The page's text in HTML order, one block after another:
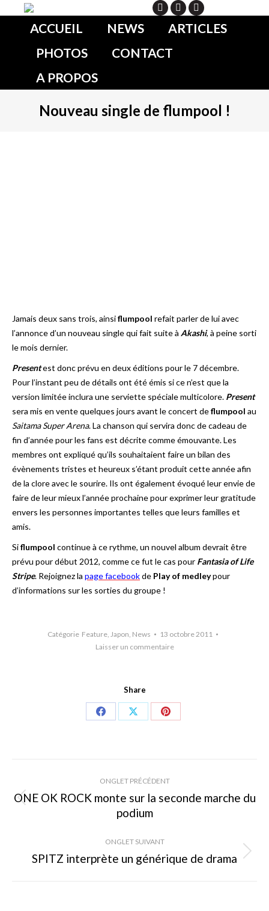
ACCUEIL NEWS
ARTICLES
PHOTOS
CONTACT
A PROPOS
Nouveau single de flumpool !
Jamais deux sans trois, ainsiflumpool refait parler de lui avec
l’annonce d’un nouveau single qui fait suite à Akashi, à peine sorti
le mois dernier.
Presentest donc prévu en deux éditions pour le 7 décembre.
Pour l’instant peu de détails ont été émis si ce n’est que la
version limitée inclura une serviette spéciale multicolore. Present
sera mis en vente quelques jours avant le concert deflumpool au
Saitama Super Arena. La chanson qui servira donc de cadeau de
fin d’année pour les fans est décrite comme émouvante. Les
membres ont expliqué qu’ils souhaitaient faire un bilan des
évènements tristes et heureux s’étant produit cette année afin
de la clore avec le sourire. Ils ont également évoqué leur envie de
faire de leur mieux l’année prochaine pour exprimer leur gratitude
envers les personnes importantes telles que leurs familles et
amis.
Siflumpool continue à ce rythme, un nouvel album devrait être
prévu pour début 2012, comme ce fut le cas pour Fantasia of Life
Stripe. Rejoignez la page facebookde Play of medleypour
d’informations sur les sorties du groupe !
Catégorie Feature, Japon, News
13 octobre 2011
Laisser un commentaire
Share
Share
Share
Share
Navigation
de
commentaire
ONGLET PRÉCÉDENT
Onglet
précédent
ONE OK ROCK monte sur la seconde marche du
podium
ONGLET SUIVANT
Onglet
SPITZ interprète un générique de drama